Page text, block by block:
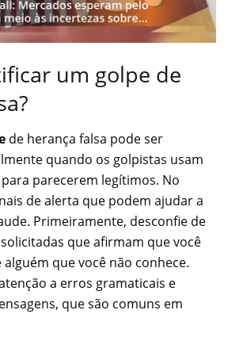
um golpe de
de herança falsa pode ser
quando os golpistas usam
parecerem legítimos. No
de alerta que podem ajudar a
Primeiramente, desconfie de
que afirmam que você
que você não conhece.
a erros gramaticais e
que são comuns em